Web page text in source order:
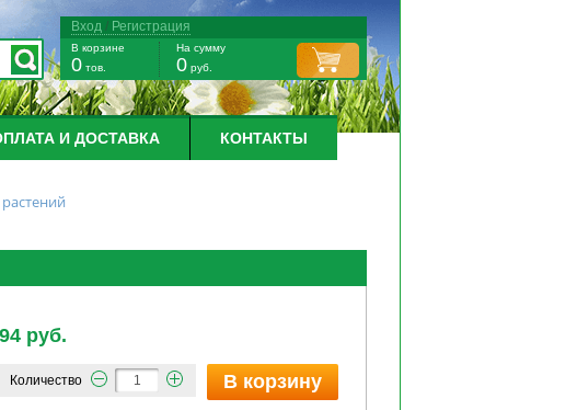
Вход / Регистрация
В корзине
0 тов.
На сумму
0 руб.
И ДОСТАВКА КОНТАКТЫ
94 руб.
Количество В корзину